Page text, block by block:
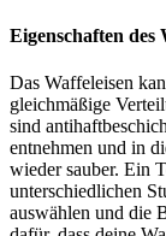
Eigenschaften des
Das Waffeleisen
gleichmäßige
sind
entnehmen und in
wieder sauber. Ein
unterschiedlichen
auswählen und die